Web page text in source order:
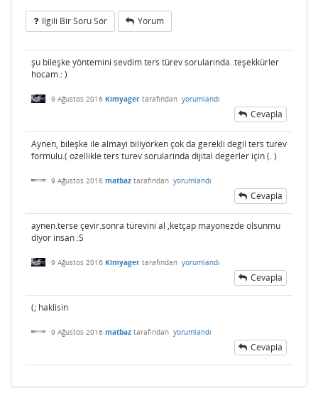
Ilgili Bir Soru Sor Yorum
şu bileşke yöntemini sevdim ters türev sorularında..teşekkürler
hocam.: )
9 Ağustos 2016 Kimyager tarafından yorumlandı
Cevapla
Aynen, bileşke ile almayi biliyorken çok da gerekli degil ters turev
formulu.( ozellikle ters turev sorularinda dijital degerler için (. )
9 Ağustos 2016 matbaz tarafından yorumlandı
Cevapla
aynen.terse çevir.sonra türevini al ,ketçap mayonezde olsunmu
diyor insan :S
9 Ağustos 2016 Kimyager tarafından yorumlandı
Cevapla
(; haklisin
9 Ağustos 2016 matbaz tarafından yorumlandı
Cevapla